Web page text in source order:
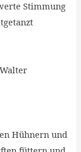
Stimmung
Hühnern und